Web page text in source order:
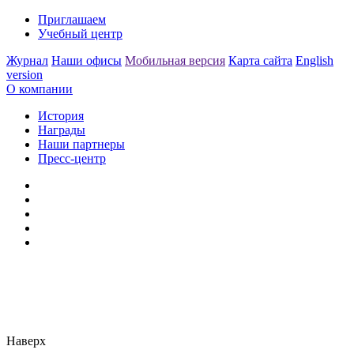
Приглашаем
Учебный центр
Журнал Наши офисы Мобильная версия Карта сайта English
version
О компании
История
Награды
Наши партнеры
Пресс-центр
Наверх